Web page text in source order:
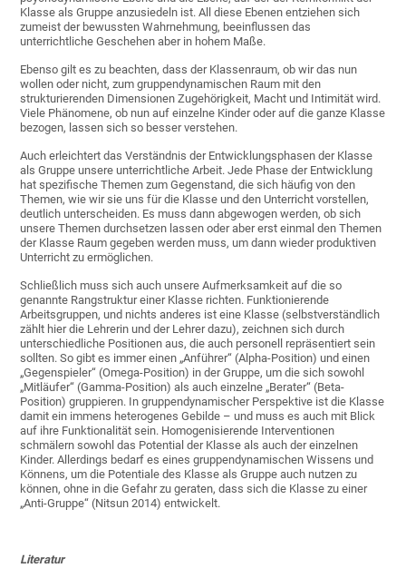
Klasse als Gruppe anzusiedeln ist. All diese Ebenen entziehen sich
zumeist der bewussten Wahrnehmung, beeinflussen das
unterrichtliche Geschehen aber in hohem Maße.
Ebenso gilt es zu beachten, dass der Klassenraum, ob wir das nun
wollen oder nicht, zum gruppendynamischen Raum mit den
strukturierenden Dimensionen Zugehörigkeit, Macht und Intimität wird.
Viele Phänomene, ob nun auf einzelne Kinder oder auf die ganze Klasse
bezogen, lassen sich so besser verstehen.
Auch erleichtert das Verständnis der Entwicklungsphasen der Klasse
als Gruppe unsere unterrichtliche Arbeit. Jede Phase der Entwicklung
hat spezifische Themen zum Gegenstand, die sich häufig von den
Themen, wie wir sie uns für die Klasse und den Unterricht vorstellen,
deutlich unterscheiden. Es muss dann abgewogen werden, ob sich
unsere Themen durchsetzen lassen oder aber erst einmal den Themen
der Klasse Raum gegeben werden muss, um dann wieder produktiven
Unterricht zu ermöglichen.
Schließlich muss sich auch unsere Aufmerksamkeit auf die so
genannte Rangstruktur einer Klasse richten. Funktionierende
Arbeitsgruppen, und nichts anderes ist eine Klasse (selbstverständlich
zählt hier die Lehrerin und der Lehrer dazu), zeichnen sich durch
unterschiedliche Positionen aus, die auch personell repräsentiert sein
sollten. So gibt es immer einen „Anführer“ (Alpha-Position) und einen
„Gegenspieler“ (Omega-Position) in der Gruppe, um die sich sowohl
„Mitläufer“ (Gamma-Position) als auch einzelne „Berater“ (Beta-
Position) gruppieren. In gruppendynamischer Perspektive ist die Klasse
damit ein immens heterogenes Gebilde – und muss es auch mit Blick
auf ihre Funktionalität sein. Homogenisierende Interventionen
schmälern sowohl das Potential der Klasse als auch der einzelnen
Kinder. Allerdings bedarf es eines gruppendynamischen Wissens und
Könnens, um die Potentiale des Klasse als Gruppe auch nutzen zu
können, ohne in die Gefahr zu geraten, dass sich die Klasse zu einer
„Anti-Gruppe“ (Nitsun 2014) entwickelt.
Literatur